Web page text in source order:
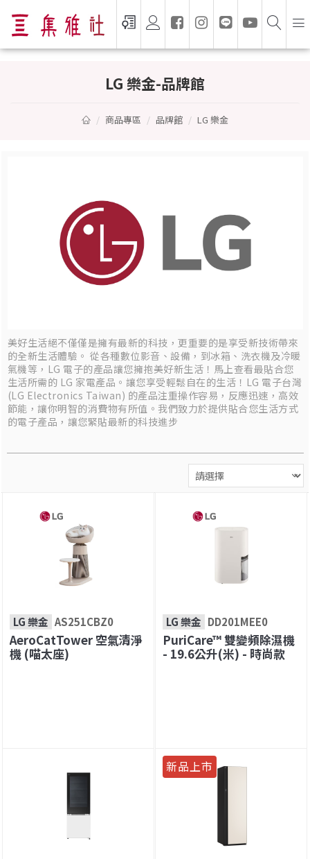
LG 樂金 — 集雅社授權通路
LG 樂金-品牌館
商品專區 品牌館 LG 樂金
美好生活絕不僅僅是擁有最新的科技，更重要的是享受新技術帶來
的全新生活體驗。 從各種數位影音、設備，到冰箱、洗衣機及冷暖
氣機等，LG 電子的產品讓您擁抱美好新生活！馬上查看最貼合您
生活所需的 LG 家電產品。讓您享受輕鬆自在的生活！LG 電子台灣
(LG Electronics Taiwan) 的產品注重操作容易，反應迅速，高效
節能，讓你明智的消費物有所值。我們致力於提供貼合您生活方式
的電子產品，讓您緊貼最新的科技進步
LG 樂金 AS251CBZ0
AeroCatTower 空氣清淨
機 (喵太座)
LG 樂金 DD201MEE0
PuriCare™ 雙變頻除濕機
- 19.6公升(米) - 時尚款
新品上市